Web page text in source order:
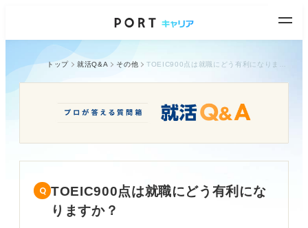
トップ 就活Q&A その他
TOEIC900点は就職にどう有利にな
りますか？